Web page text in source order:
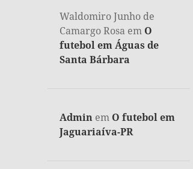
Waldomiro Junho de
Camargo Rosa em O
futebol em Águas de
Santa Bárbara
Admin em O futebol em
Jaguariaíva-PR